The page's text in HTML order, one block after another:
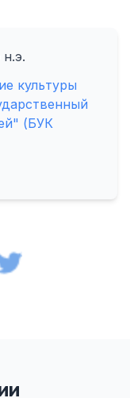
культуры
(БУК